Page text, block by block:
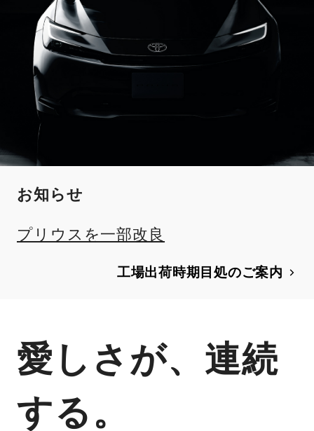
お知らせ
プリウスを一部改良
工場出荷時期目処のご案内
愛しさが、連続
する。